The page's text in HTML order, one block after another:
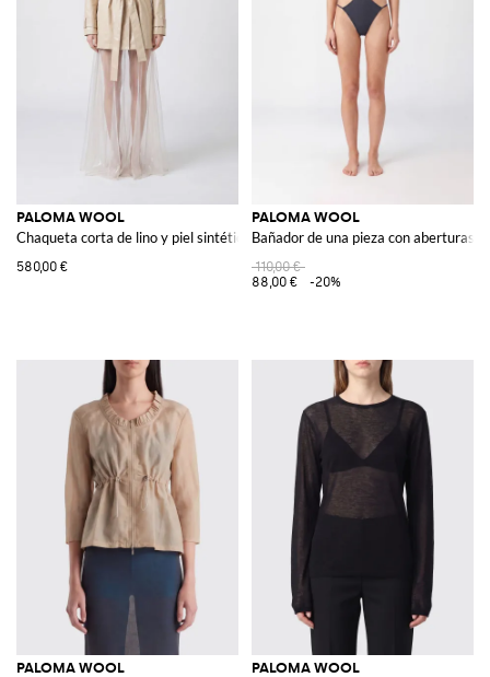
PALOMA WOOL
Chaqueta corta de lino y piel sintética con cinturón en la cintura
580,00 €
PALOMA WOOL
Bañador de una pieza con aberturas
110,00 €
88,00 €
-20%
PALOMA WOOL PALOMA WOOL